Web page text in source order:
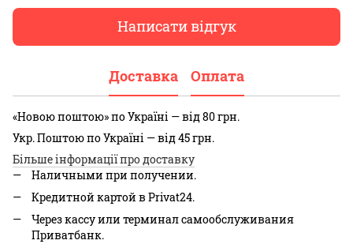
Написати відгук
Доставка Оплата
«Новою поштою» по Україні — від 80 грн.
Укр. Поштою по Україні — від 45 грн.
Більше інформації про доставку
Наличными при получении.
Кредитной картой в Privat24.
Через кассу или терминал самообслуживания
Приватбанк.